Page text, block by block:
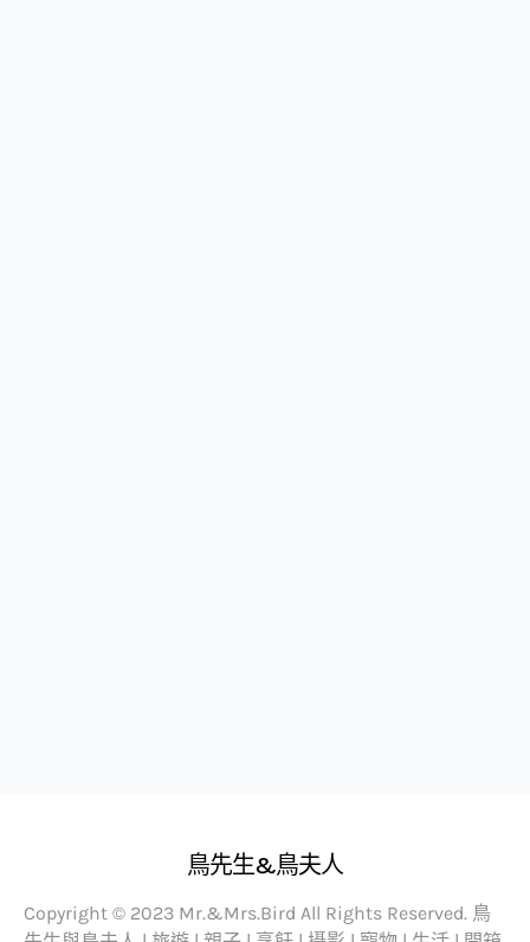
鳥先生&鳥夫人
Copyright © 2023 Mr.&Mrs.Bird All Rights Reserved. 鳥